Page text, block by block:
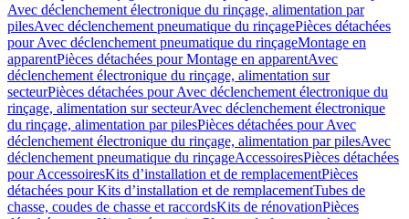
Avec déclenchement électronique du rinçage, alimentation par
pilesAvec déclenchement pneumatique du rinçagePièces détachées
pour Avec déclenchement pneumatique du rinçageMontage en
apparentPièces détachées pour Montage en apparentAvec
déclenchement électronique du rinçage, alimentation sur
secteurPièces détachées pour Avec déclenchement électronique du
rinçage, alimentation sur secteurAvec déclenchement électronique
du rinçage, alimentation par pilesPièces détachées pour Avec
déclenchement électronique du rinçage, alimentation par pilesAvec
déclenchement pneumatique du rinçageAccessoiresPièces détachées
pour AccessoiresKits d’installation et de remplacementPièces
détachées pour Kits d’installation et de remplacementTubes de
chasse, coudes de chasse et raccordsKits de rénovationPièces